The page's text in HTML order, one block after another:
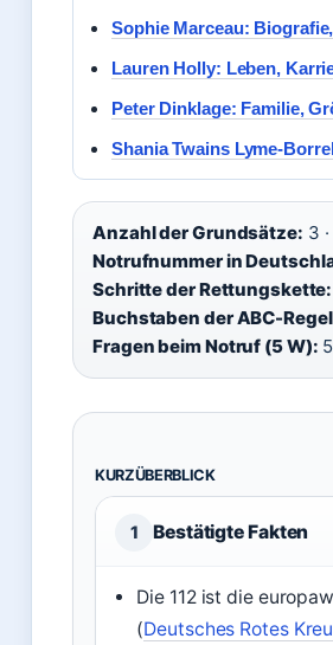
Sophie Marceau:
Lauren Holly: Leben,
Peter Dinklage: Familie,
Shania Twains Lyme-
Anzahl der Grundsätze: 3 ·
Notrufnummer in
Schritte der Rettungskette:
Buchstaben der ABC-
Fragen beim Notruf (5 W): 5
KURZÜBERBLICK
1 Bestätigte Fakten
Die 112 ist die
(Deutsches Rotes